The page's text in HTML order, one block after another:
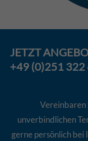
JETZT
+49 (0)251 322
Vereinbaren
unverbindlichen
gerne persönlich bei